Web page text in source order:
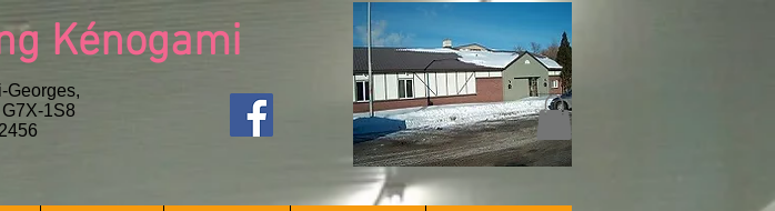
Kénogami
Georges,
1S8